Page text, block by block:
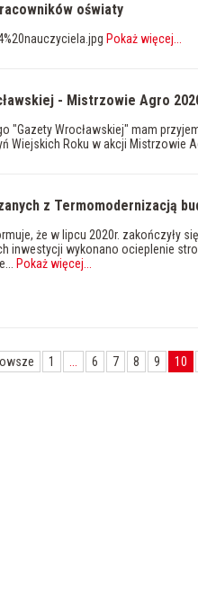
oświaty
Pokaż więcej
- Mistrzowie Agro
"Gazety Wrocławskiej" mam
Wiejskich Roku w akcji Mistrzowie
z Termomodernizacją
że w lipcu 2020r. zakończyły
inwestycji wykonano ocieplenie
Pokaż więcej
1 6 7 8 9 10